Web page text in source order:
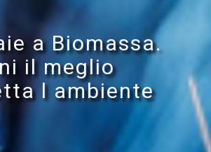
a Biomassa.
il meglio
l ambiente